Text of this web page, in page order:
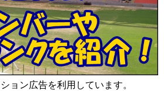
ョン広告を利用しています。